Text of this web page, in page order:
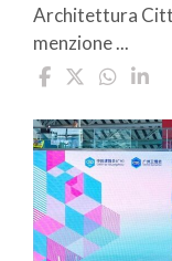
Architettura
menzione ...